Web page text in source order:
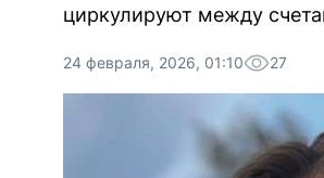
циркулируют между
24 февраля, 2026, 01:10 27